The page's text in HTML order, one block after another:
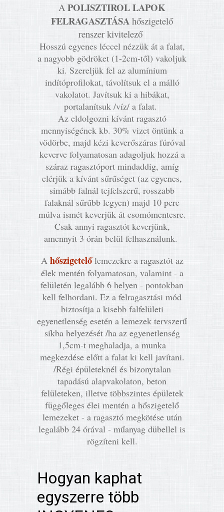
A POLISZTIROL LAPOK
FELRAGASZTÁSA hőszigetelő
renszer kivitelező
Hosszú egyenes léccel nézzük át a falat,
a nagyobb gödröket (1-2cm-től) vakoljuk
ki. Szereljük fel az alumínium
indítóprofilokat, távolítsuk el a málló
vakolatot. Javítsuk ki a hibákat,
portalanítsuk /víz/ a falat.
Az eldolgozni kívánt ragasztó
mennyiségének kb. 30% vizet öntünk a
vödörbe, majd kézi keverőszáras fúróval
keverve folyamatosan adagoljuk hozzá a
száraz ragasztóport mindaddig, amíg
elérjük a kívánt sűrűséget (az egyenes,
simább falnál tejfelszerű, rosszabb
falaknál sűrűbb legyen) majd 10 perc
múlva ismét keverjük át csomómentesre.
Csak annyi ragasztót keverjünk,
amennyit 3 órán belül felhasználunk.
A hőszigetelő lemezekre a ragasztót az
élek mentén folyamatosan, valamint - a
felületén legalább 6 helyen - pontokban
kell felhordani. Ez a felragasztási mód
biztosítja a kisebb falfelületi
egyenetlenség esetén a lemezek tervszerű
síkba helyezését /ha az egyenetlenség
1,5cm-t meghaladja, a munka
megkezdése előtt a falat ki kell javítani.
/Régi épületeknél és bizonytalan
tapadású alapvakolaton, beton
felületeken, illetve többszintes épületek
függőleges élei mentén a hőszigetelő
lemezeket - a ragasztó megkötése után
legalább 24 órával - műanyag dübellel is
rögzíteni kell.